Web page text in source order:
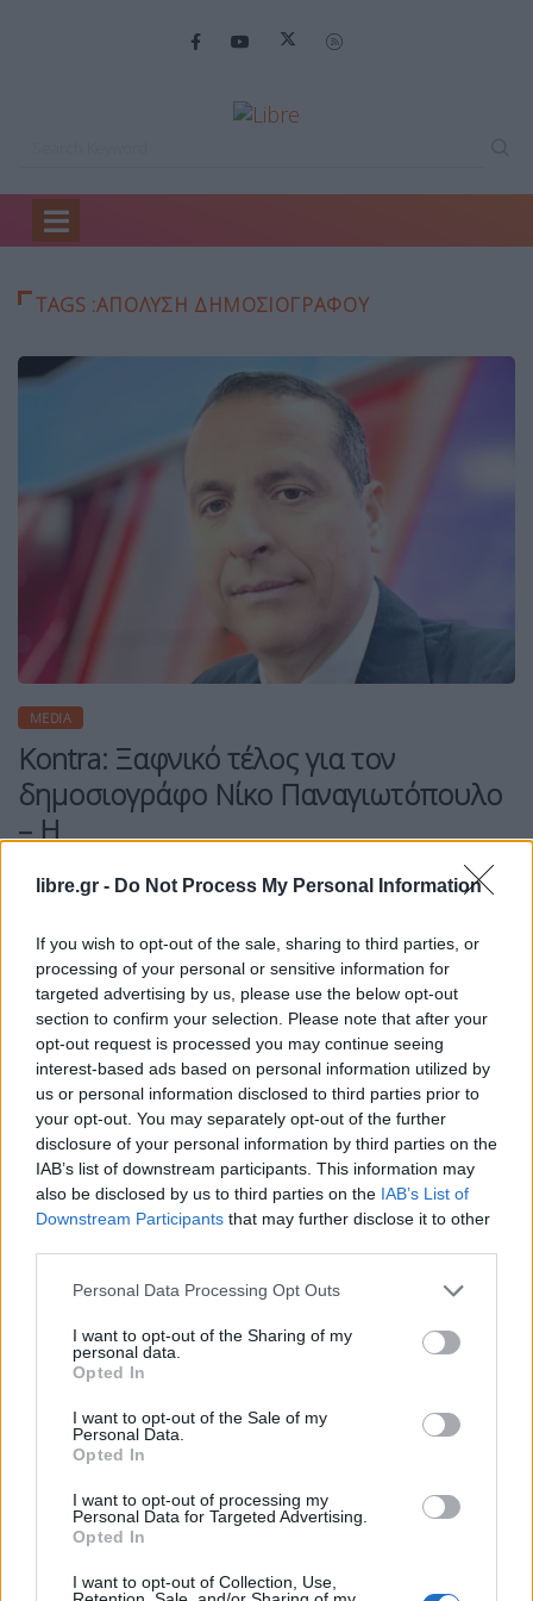
libre.gr - Do Not Process My Personal Information
If you wish to opt-out of the sale, sharing to third parties, or
processing of your personal or sensitive information for
targeted advertising by us, please use the below opt-out
section to confirm your selection. Please note that after your
opt-out request is processed you may continue seeing
interest-based ads based on personal information utilized by
us or personal information disclosed to third parties prior to
your opt-out. You may separately opt-out of the further
disclosure of your personal information by third parties on the
IAB’s list of downstream participants. This information may
also be disclosed by us to third parties on the IAB’s List of
Downstream Participants that may further disclose it to other
Personal Data Processing Opt Outs
I want to opt-out of the Sharing of my
personal data.
Opted In
I want to opt-out of the Sale of my
Personal Data.
Opted In
I want to opt-out of processing my
Personal Data for Targeted Advertising.
Opted In
I want to opt-out of Collection, Use,
Home
TAGS :ΑΠΌΛΥΣΗ ΔΗΜΟΣΙΟΓΡΆΦΟΥ
MEDIA
Kontra: Ξαφνικό τέλος για τον
δημοσιογράφο Νίκο Παναγιωτόπουλο
– Η
Η Συντακτική ομάδα του Libre
25 Μαΐου, 2026
Παρελθόν από το Kontra αποτελεί ο
δημοσιογράφος Νίκος Παναγιωτόπουλος. Την
ολοκλήρωση της συνεργασίας του με τον
τηλεοπτικό σταθμό γνωστοποίησε ο ίδιος μέσω
ανάρτησης στο Facebook.
ΠΕΡΙΣΣΌΤΕΡΑ ...
Ποιοι είμαστε